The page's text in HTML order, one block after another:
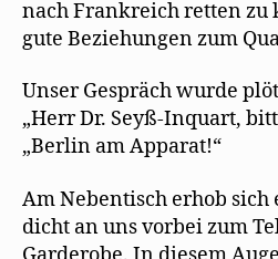
nach Frankreich retten zu
gute Beziehungen zum
Unser Gespräch wurde
„Herr Dr. Seyß-Inquart,
„Berlin am Apparat!“
Am Nebentisch erhob
dicht an uns vorbei zum